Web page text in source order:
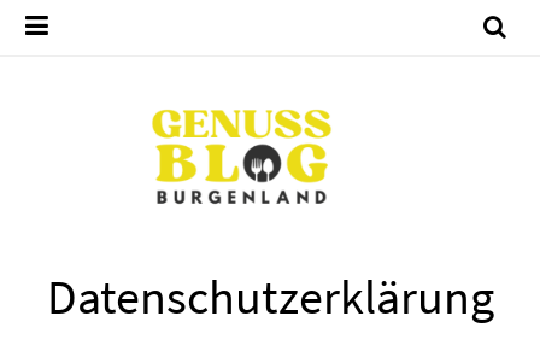
Datenschutzerklärung